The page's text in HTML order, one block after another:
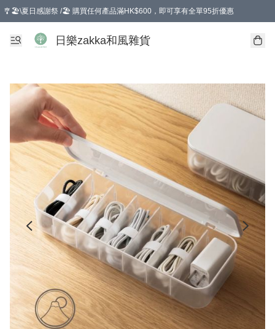
🎐🏖️\夏日感謝祭 /🏖️ 購買任何產品滿HK$600，即可享有全單95折優惠
選擇GoGoX住宅/工商地址配送，單一訂單消費購物滿HK$680(折扣後），可享有
日樂zakka和風雜貨